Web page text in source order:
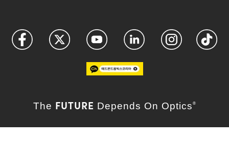
The FUTURE Depends On Optics ®